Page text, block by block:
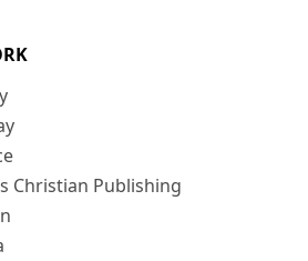
Christian Publishing